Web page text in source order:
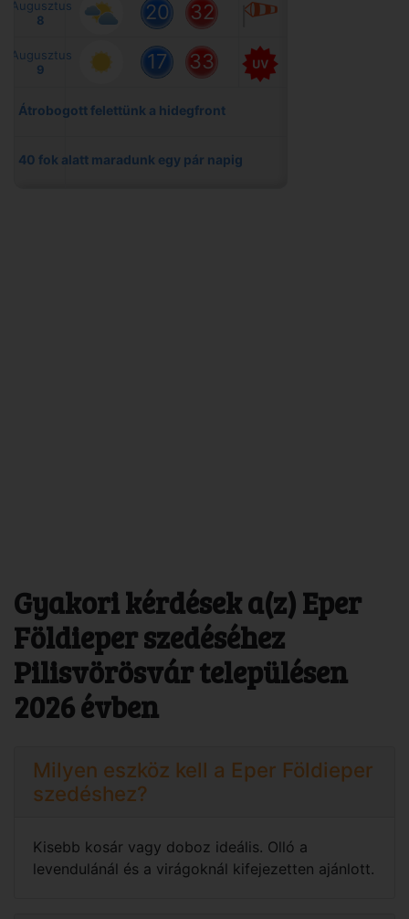
Gyakori kérdések a(z) Eper
Földieper szedéséhez
Pilisvörösvár településen
2026 évben
Milyen eszköz kell a Eper Földieper
szedéshez?
Kisebb kosár vagy doboz ideális. Olló a
levendulánál és a virágoknál kifejezetten ajánlott.